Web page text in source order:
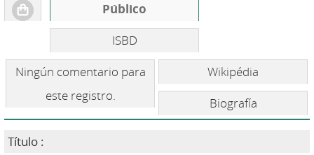
Público
ISBD
Ningún comentario para
este registro.
Wikipédia
Biografía
Título :